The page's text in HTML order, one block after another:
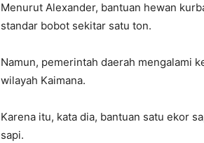
Menurut Alexander, bantuan hewan
standar bobot sekitar satu ton.
Namun, pemerintah daerah mengalami
wilayah Kaimana.
Karena itu, kata dia, bantuan satu ekor
sapi.